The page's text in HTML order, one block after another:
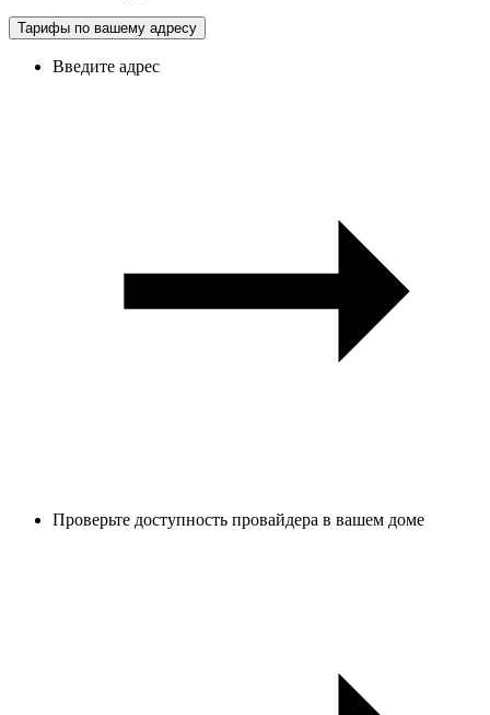
Тарифы по вашему адресу
Введите адрес
Проверьте доступность провайдера в вашем доме